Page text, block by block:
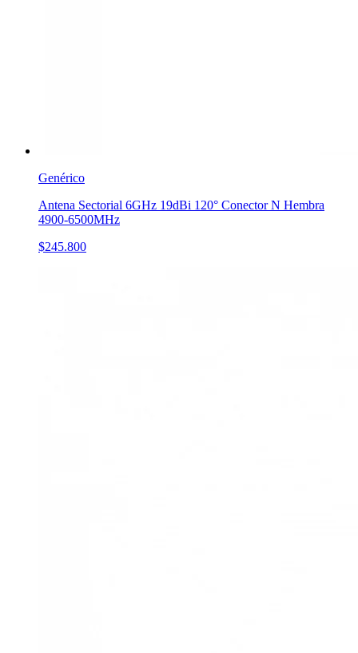
Genérico
Antena Sectorial 6GHz 19dBi 120° Conector N Hembra
4900-6500MHz
$245.800